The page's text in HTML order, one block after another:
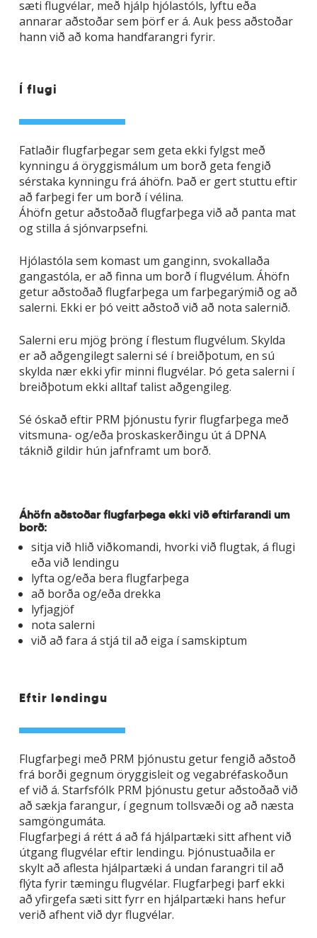
sæti flugvélar, með hjálp hjólastóls, lyftu eða
annarar aðstoðar sem þörf er á. Auk þess aðstoðar
hann við að koma handfarangri fyrir.
Í flugi
Fatlaðir flugfarþegar sem geta ekki fylgst með
kynningu á öryggismálum um borð geta fengið
sérstaka kynningu frá áhöfn. Það er gert stuttu eftir
að farþegi fer um borð í vélina.
Áhöfn getur aðstoðað flugfarþega við að panta mat
og stilla á sjónvarpsefni.
Hjólastóla sem komast um ganginn, svokallaða
gangastóla, er að finna um borð í flugvélum. Áhöfn
getur aðstoðað flugfarþega um farþegarýmið og að
salerni. Ekki er þó veitt aðstoð við að nota salernið.
Salerni eru mjög þröng í flestum flugvélum. Skylda
er að aðgengilegt salerni sé í breiðþotum, en sú
skylda nær ekki yfir minni flugvélar. Þó geta salerni í
breiðþotum ekki alltaf talist aðgengileg.
Sé óskað eftir PRM þjónustu fyrir flugfarþega með
vitsmuna- og/eða þroskaskerðingu út á DPNA
táknið gildir hún jafnframt um borð.
Áhöfn aðstoðar flugfarþega ekki við eftirfarandi um
borð:
sitja við hlið viðkomandi, hvorki við flugtak, á flugi
eða við lendingu
lyfta og/eða bera flugfarþega
að borða og/eða drekka
lyfjagjöf
nota salerni
við að fara á stjá til að eiga í samskiptum
Eftir lendingu
Flugfarþegi með PRM þjónustu getur fengið aðstoð
frá borði gegnum öryggisleit og vegabréfaskoðun
ef við á. Starfsfólk PRM þjónustu getur aðstoðað við
að sækja farangur, í gegnum tollsvæði og að næsta
samgöngumáta.
Flugfarþegi á rétt á að fá hjálpartæki sitt afhent við
útgang flugvélar eftir lendingu. Þjónustuaðila er
skylt að aflesta hjálpartæki á undan farangri til að
flýta fyrir tæmingu flugvélar. Flugfarþegi þarf ekki
að yfirgefa sæti sitt fyrr en hjálpartæki hans hefur
verið afhent við dyr flugvélar.